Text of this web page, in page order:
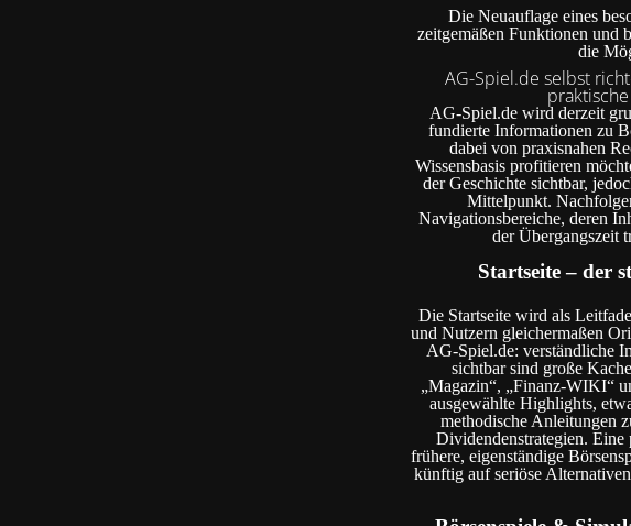
Die Neuauflage eines
zeitgemäßen Funktionen und
die
AG-Spiel.de selbst
AG-Spiel.de wird derzeit
fundierte Informationen zu
dabei von praxisnahen
Wissensbasis profitieren
der Geschichte sichtbar,
Mittelpunkt.
Navigationsbereiche, deren
der Übergangszeit
Startseite – der
Die Startseite wird als
und Nutzern gleichermaßen
AG-Spiel.de: verständliche
sichtbar sind große
„Magazin“, „Finanz-WIKI“
ausgewählte Highlights,
methodische Anleitungen
Dividendenstrategien.
frühere, eigenständige
künftig auf seriöse